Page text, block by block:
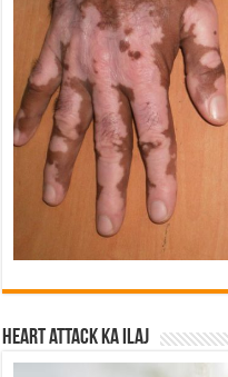
Heart attack ka ilaj